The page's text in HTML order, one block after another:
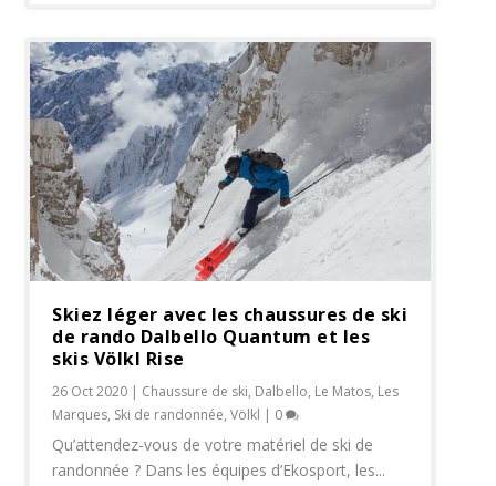
Skiez léger avec les chaussures de ski
de rando Dalbello Quantum et les
skis Völkl Rise
26 Oct 2020 | Chaussure de ski, Dalbello, Le Matos, Les
Marques, Ski de randonnée,Völkl | 0
Qu’attendez-vous de votre matériel de ski de
randonnée ? Dans les équipes d’Ekosport, les...